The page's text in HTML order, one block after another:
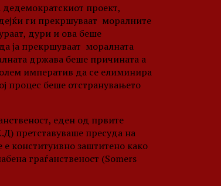
проект,
ги прекршуваат моралните
дури и ова беше
ја прекршуваат моралната
држава беше причината а
императив да се елиминира
процес беше отстранувањето
еден од првите
претставуваше пресуда на
конституивно заштитено како
граѓанственост (Somers